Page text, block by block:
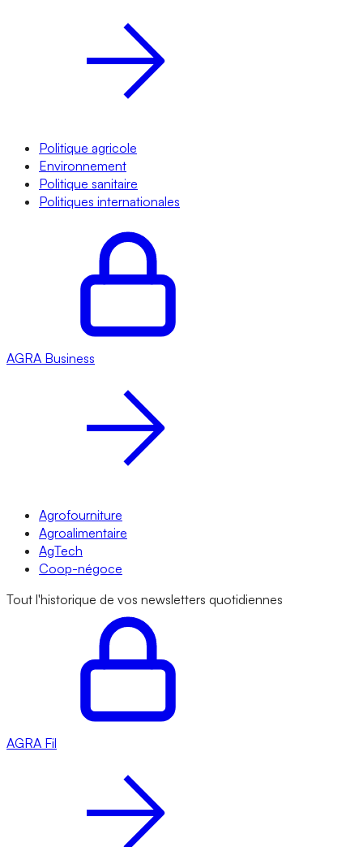
Politique agricole
Environnement
Politique sanitaire
Politiques internationales
AGRA Business
Agrofourniture
Agroalimentaire
AgTech
Coop-négoce
Tout l'historique de vos newsletters quotidiennes
AGRA Fil